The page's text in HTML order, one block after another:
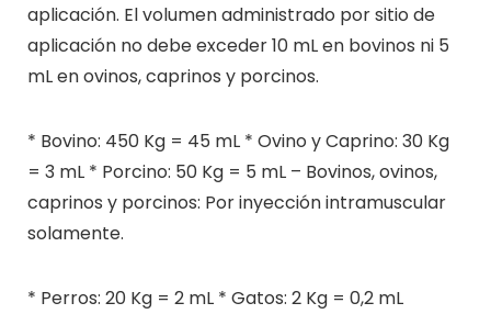
aplicación. El volumen administrado por sitio de
aplicación no debe exceder 10 mL en bovinos ni 5
mL en ovinos, caprinos y porcinos.
* Bovino: 450 Kg = 45 mL * Ovino y Caprino: 30 Kg
= 3 mL * Porcino: 50 Kg = 5 mL – Bovinos, ovinos,
caprinos y porcinos: Por inyección intramuscular
solamente.
* Perros: 20 Kg = 2 mL * Gatos: 2 Kg = 0,2 mL